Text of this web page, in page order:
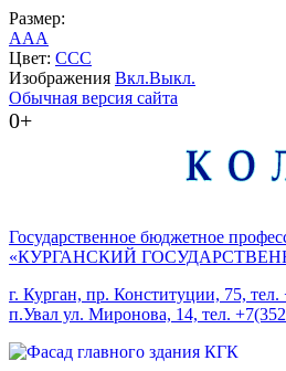
Размер:
AAA
Цвет: CCC
Изображения Вкл.Выкл.
Обычная версия сайта
0+
Государственное бюджетное
«КУРГАНСКИЙ
г. Курган, пр. Конституции, 75,
п.Увал ул. Миронова, 14, тел.